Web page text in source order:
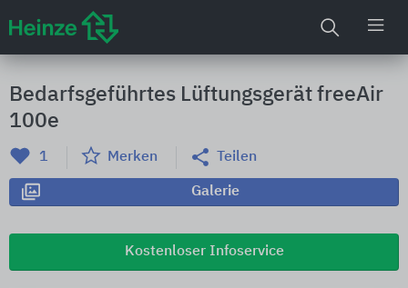
Bedarfsgeführtes Lüftungsgerät freeAir
100e
1 Merken Teilen
Galerie
Kostenloser Infoservice